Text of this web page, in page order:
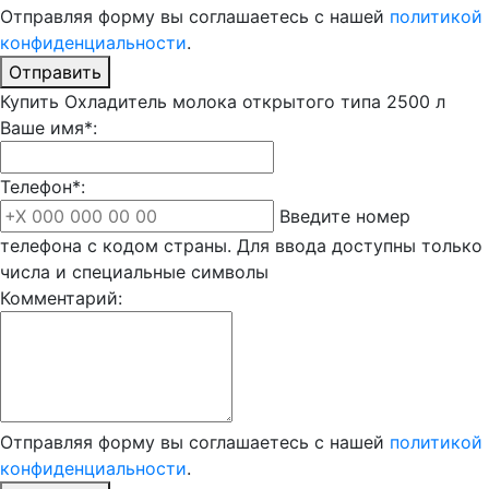
Отправляя форму вы соглашаетесь с нашей политикой
конфиденциальности.
Отправить
Купить Охладитель молока открытого типа 2500 л
Ваше имя*:
Телефон*:
Введите номер
телефона с кодом страны. Для ввода доступны только
числа и специальные символы
Комментарий:
Отправляя форму вы соглашаетесь с нашей политикой
конфиденциальности.